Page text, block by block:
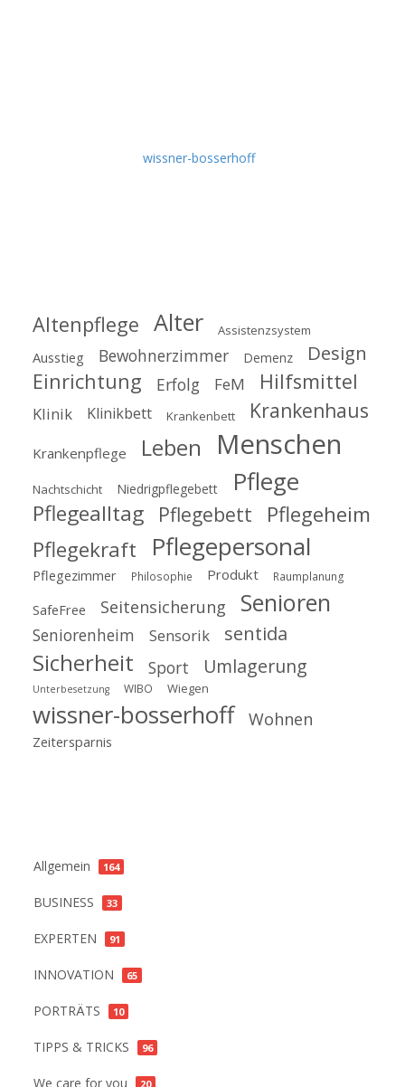
wissner-bosserhoff
Altenpflege Alter Assistenzsystem
Ausstieg Bewohnerzimmer Demenz Design
Einrichtung Erfolg FeM Hilfsmittel
Klinik Klinikbett Krankenbett Krankenhaus
Krankenpflege Leben Menschen
Nachtschicht Niedrigpflegebett Pflege
Pflegealltag Pflegebett
Pflegeheim
Pflegekraft
Pflegepersonal
Pflegezimmer Philosophie Produkt Raumplanung
SafeFree Seitensicherung Senioren
Seniorenheim Sensorik sentida
Sicherheit Sport Umlagerung
Unterbesetzung WIBO Wiegen
wissner-bosserhoff Wohnen
Zeitersparnis
Allgemein 164
BUSINESS 33
EXPERTEN 91
INNOVATION 65
PORTRÄTS 10
TIPPS & TRICKS 96
We care for you 20